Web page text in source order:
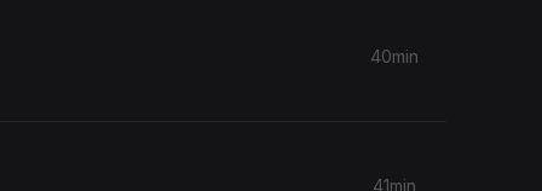
40min
41min